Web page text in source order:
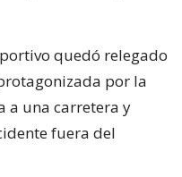
quedó relegado
por la
a una carretera y
fuera del